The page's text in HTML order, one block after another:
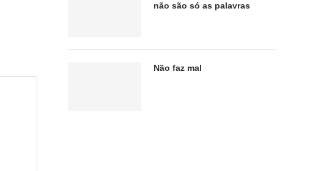
não são só as palavras
Não faz mal